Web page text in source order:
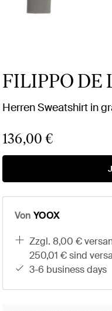
FILIPPO DE
Herren Sweatshirt in
136,00 €
Von YOOX
zzgl. 8,00 € versandkosten (bestellungen über
250,01 € sind
3-6 business days